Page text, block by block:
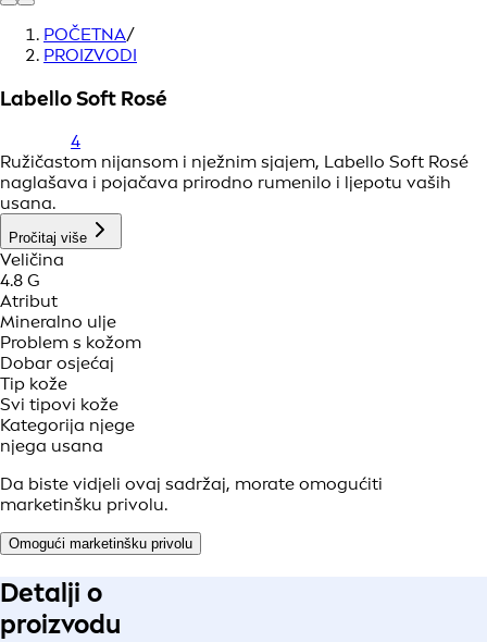
POČETNA/
PROIZVODI
Labello Soft Rosé
4
Ružičastom nijansom i nježnim sjajem, Labello Soft Rosé
naglašava i pojačava prirodno rumenilo i ljepotu vaših
usana.
Pročitaj više
Veličina
4.8 G
Atribut
Mineralno ulje
Problem s kožom
Dobar osjećaj
Tip kože
Svi tipovi kože
Kategorija njege
njega usana
Da biste vidjeli ovaj sadržaj, morate omogućiti
marketinšku privolu.
Omogući marketinšku privolu
Detalji o
proizvodu